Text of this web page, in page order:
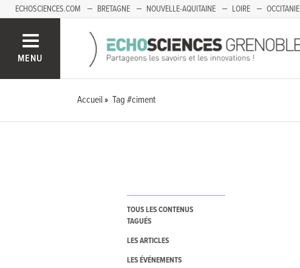
ECHOSCIENCES.COM BRETAGNE NOUVELLE-AQUITAINE LOIRE OCCITANIE
MENU
Accueil Tag #ciment
TOUS LES CONTENUS
TAGUÉS
LES ARTICLES
LES ÉVÉNEMENTS